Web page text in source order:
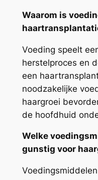
Waarom is
Voeding speelt
herstelproces en
een
noodzakelijke
haargroei
de hoofdhuid
Welke
gunstig voor